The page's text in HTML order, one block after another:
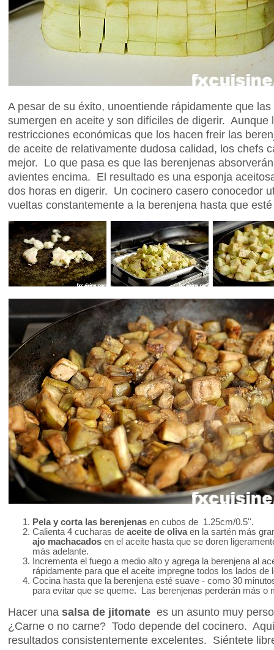
A pesar de su éxito, unoentiende rápidamente que las
sumergen en aceite y son difíciles de digerir. Aunque
restricciones económicas que los hacen freir las
de aceite de relativamente dudosa calidad, los chefs
mejor. Lo que pasa es que las berenjenas
avientes encima. El resultado es una esponja
dos horas en digerir. Un cocinero casero conocedor
vueltas constantemente a la berenjena hasta que
Pela y corta las berenjenas en cubos de 1.25cm/0.5''.
Calienta 4 cucharas de aceite de olivaen la sartén más
ajo machacados en el aceite hasta que se doren
más adelante.
Incrementa el fuego a medio alto y agrega la berenjena al
rápidamente para que el aceite impregne todos los lados de
Cocina hasta que la berenjena esté suave - como 30
para evitar que se queme. Las berenjenas perderán más o
Hacer una salsa de jitomate es un asunto muy
¿Carne o no carne? Todo depende del cocinero.
resultados consistentemente excelentes. Siéntete